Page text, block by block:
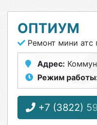
ОПТИУМ
Ремонт мини атс
Адрес:
Режим
+7 (3822)